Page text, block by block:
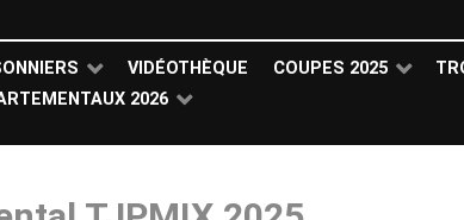
VIDÉOTHÈQUE COUPES 2025
2026